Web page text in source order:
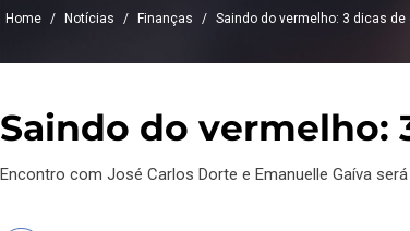
Home / Notícias / Finanças / Saindo do vermelho: 3 dicas
Saindo do vermelho:
Encontro com José Carlos Dorte e Emanuelle Gaíva